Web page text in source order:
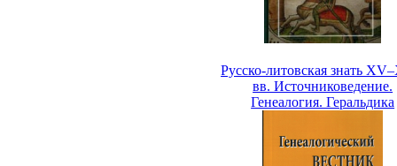
Русско-литовская знать
вв. Источниковедение.
Генеалогия. Геральдика